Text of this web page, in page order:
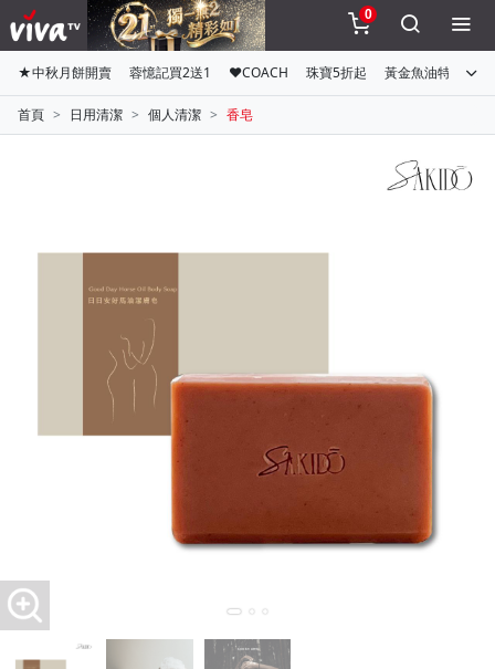
0
★中秋月餅開賣 蓉憶記買2送1 ♥COACH 珠寶5折起 黃金魚油特惠組
首頁 日用清潔 個人清潔 香皂